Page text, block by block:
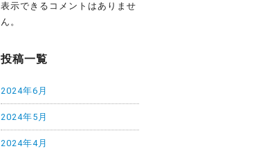
表示できるコメントはありませ
ん。
投稿一覧
2024年6月
2024年5月
2024年4月